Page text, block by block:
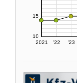
2021 '22 '23
10
15